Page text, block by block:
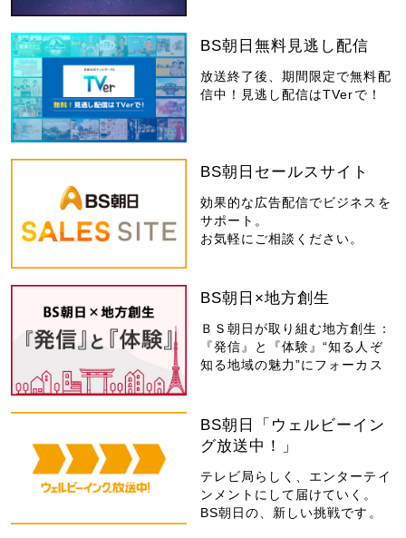
BS朝日無料見逃し配信
放送終了後、期間限定で無料配
信中！見逃し配信はTVerで！
BS朝日セールスサイト
効果的な広告配信でビジネスを
サポート。
お気軽にご相談ください。
BS朝日×地方創生
ＢＳ朝日が取り組む地方創生：
『発信』と『体験』“知る人ぞ
知る地域の魅力”にフォーカス
BS朝日「ウェルビーイン
グ放送中！」
テレビ局らしく、エンターテイ
ンメントにして届けていく。
BS朝日の、新しい挑戦です。